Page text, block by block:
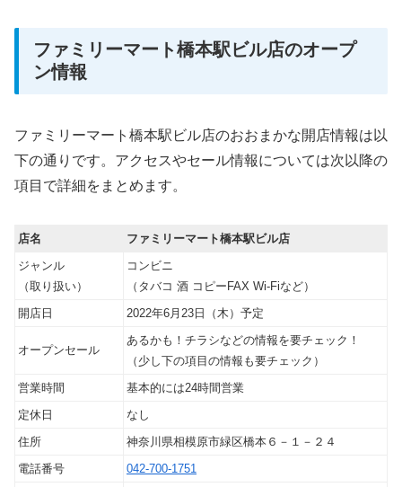
ファミリーマート橋本駅ビル店のオープ
ン情報
ファミリーマート橋本駅ビル店のおおまかな開店情報は以
下の通りです。アクセスやセール情報については次以降の
項目で詳細をまとめます。
店名
ファミリーマート橋本駅ビル店
ジャンル
（取り扱い）
コンビニ
（タバコ 酒 コピーFAX Wi-Fiなど）
開店日
2022年6月23日（木）予定
オープンセール
あるかも！チラシなどの情報を要チェック！
（少し下の項目の情報も要チェック）
営業時間
基本的には24時間営業
定休日
なし
住所
神奈川県相模原市緑区橋本６－１－２４
電話番号
042-700-1751